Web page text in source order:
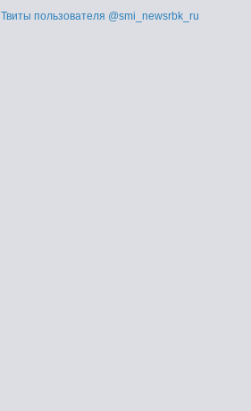
Твиты пользователя @smi_newsrbk_ru